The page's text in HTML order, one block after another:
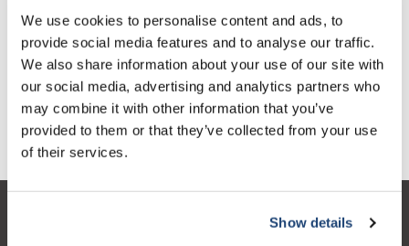
We use cookies to personalise content and ads, to
provide social media features and to analyse our traffic.
We also share information about your use of our site with
our social media, advertising and analytics partners who
may combine it with other information that you’ve
provided to them or that they’ve collected from your use
of their services.
Show details
1 Stück exkl. MwSt.
€425,75
Inkl. MwSt.
Zum Warenkorb hinzufügen
Informationen